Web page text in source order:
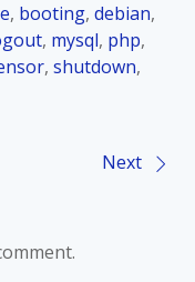
, booting, debian,
, mysql, php,
, shutdown,
Next